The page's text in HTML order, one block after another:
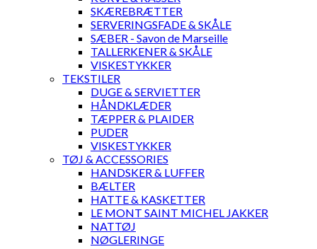
SKÆREBRÆTTER
SERVERINGSFADE & SKÅLE
SÆBER - Savon de Marseille
TALLERKENER & SKÅLE
VISKESTYKKER
TEKSTILER
DUGE & SERVIETTER
HÅNDKLÆDER
TÆPPER & PLAIDER
PUDER
VISKESTYKKER
TØJ & ACCESSORIES
HANDSKER & LUFFER
BÆLTER
HATTE & KASKETTER
LE MONT SAINT MICHEL JAKKER
NATTØJ
NØGLERINGE